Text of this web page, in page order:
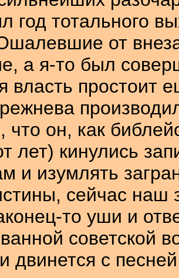
год тотального
от
а я-то был
власть простоит
что он, как
лет) кинулись
и изумлять
сейчас наш
то уши и
советской
двинется с